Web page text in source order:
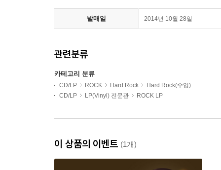
발매일 2014년 10월 28일
관련분류
카테고리 분류
CD/LP ROCK Hard Rock
Hard Rock(수입)
CD/LP
LP(Vinyl) 전문관 ROCK LP
이 상품의 이벤트 (1개)